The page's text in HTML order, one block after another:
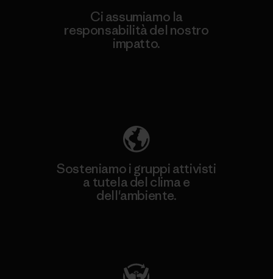
Ci assumiamo la
responsabilità del nostro
impatto.
Sosteniamo i gruppi attivisti
a tutela del clima e
dell'ambiente.